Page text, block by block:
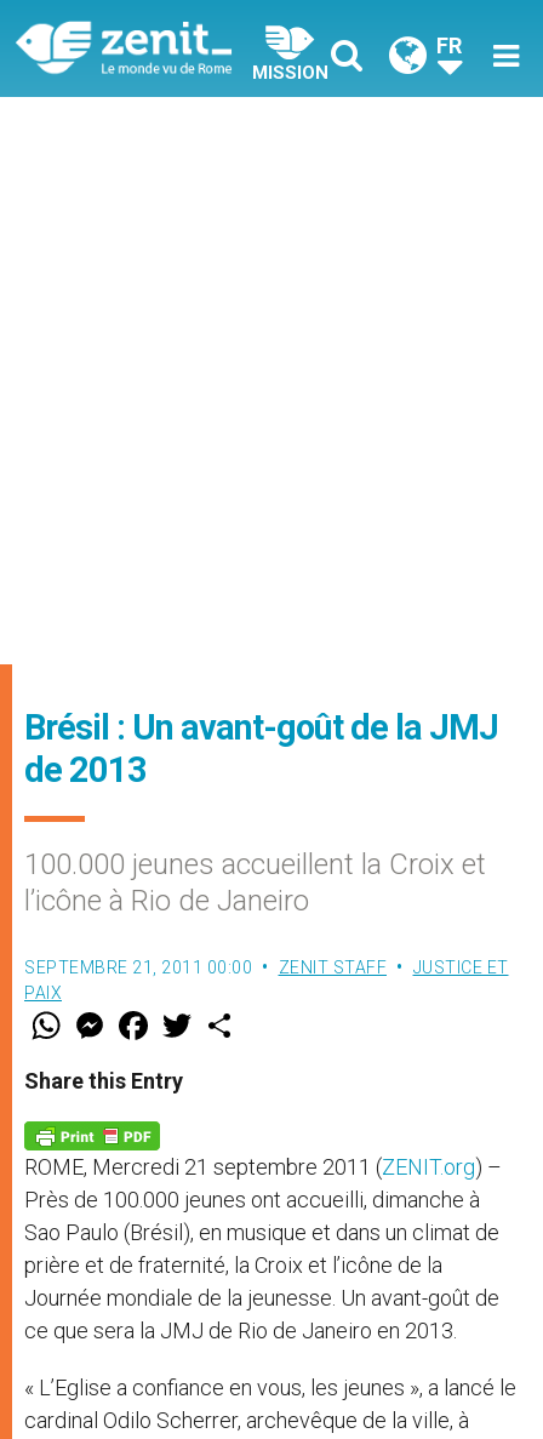
MISSION
FR
Brésil : Un avant-goût de la JMJ
de 2013
100.000 jeunes accueillent la Croix et
l’icône à Rio de Janeiro
SEPTEMBRE 21, 2011 00:00 ZENIT STAFF
JUSTICE ET
PAIX
W
t
s
p
p
M
e
s
e
g
e
r
F
a
e
b
o
k
w
Share this Entry
ROME, Mercredi 21 septembre 2011 (ZENIT.org) –
Près de 100.000 jeunes ont accueilli, dimanche à
Sao Paulo (Brésil), en musique et dans un climat de
prière et de fraternité, la Croix et l’icône de la
Journée mondiale de la jeunesse. Un avant-goût de
ce que sera la JMJ de Rio de Janeiro en 2013.
« L’Eglise a confiance en vous, les jeunes », a lancé le
cardinal Odilo Scherrer, archevêque de la ville, à